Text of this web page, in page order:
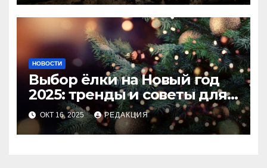
НОВОСТИ
Выбор ёлки на Новый год
2025: тренды и советы для
идеального праздника
ОКТ 16, 2025 РЕДАКЦИЯ